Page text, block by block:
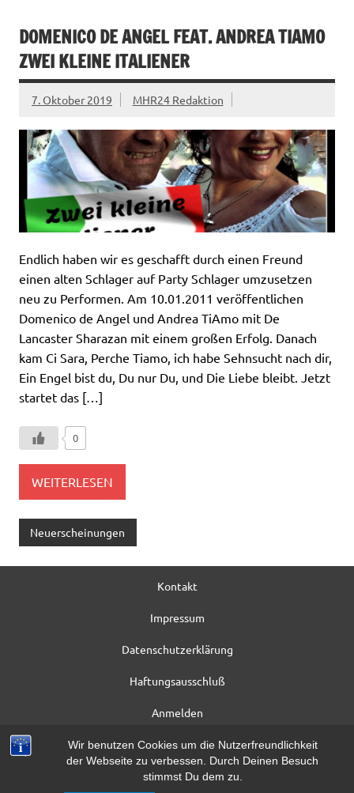
Wir benutzen Cookies um die Nutzerfreundlichkeit
der Webseite zu verbessen. Durch Deinen Besuch
stimmst Du dem zu.
DOMENICO DE ANGEL FEAT. ANDREA TIAMO
ZWEI KLEINE ITALIENER
7. Oktober 2019 MHR24 Redaktion
Endlich haben wir es geschafft durch einen Freund
einen alten Schlager auf Party Schlager umzusetzen
neu zu Performen. Am 10.01.2011 veröffentlichen
Domenico de Angel und Andrea TiAmo mit De
Lancaster Sharazan mit einem großen Erfolg. Danach
kam Ci Sara, Perche Tiamo, ich habe Sehnsucht nach dir,
Ein Engel bist du, Du nur Du, und Die Liebe bleibt. Jetzt
startet das […]
0
WEITERLESEN
Neuerscheinungen
Kontakt
Impressum
Datenschutzerklärung
Haftungsausschluß
Anmelden
Registrieren
Beitrag*